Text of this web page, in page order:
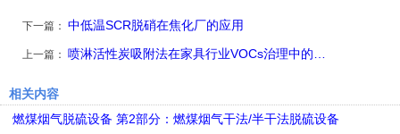
下一篇： 中低温SCR脱硝在焦化厂的应用
上一篇： 喷淋活性炭吸附法在家具行业VOCs治理中的…
相关内容
燃煤烟气脱硫设备 第2部分：燃煤烟气干法/半干法脱硫设备